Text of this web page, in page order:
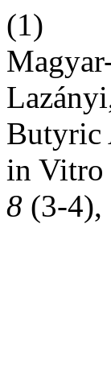
(1)
Butyric
in Vitro
8 (3-4),